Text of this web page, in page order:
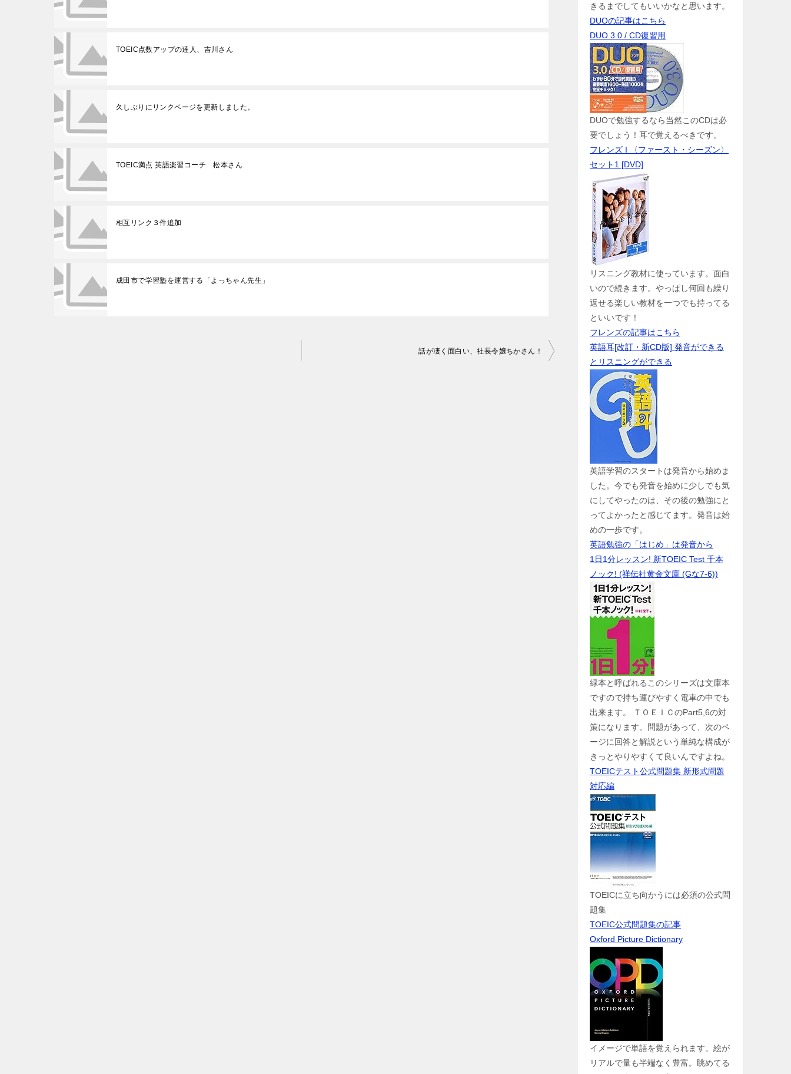
TOEIC点数アップの達人、吉川さん
久しぶりにリンクページを更新しました。
TOEIC満点 英語楽習コーチ 松本さん
相互リンク３件追加
成田市で学習塾を運営する「よっちゃん先生」
話が凄く面白い、社長令嬢ちかさん！
きるまでしてもいいかなと思います。
DUOの記事はこちら
DUO 3.0 / CD復習用
DUOで勉強するなら当然このCDは必
要でしょう！耳で覚えるべきです。
フレンズ I 〈ファースト・シーズン〉
セット1 [DVD]
リスニング教材に使っています。面白
いので続きます。やっぱし何回も繰り
返せる楽しい教材を一つでも持ってる
といいです！
フレンズの記事はこちら
英語耳[改訂・新CD版] 発音ができる
とリスニングができる
英語学習のスタートは発音から始めま
した。今でも発音を始めに少しでも気
にしてやったのは、その後の勉強にと
ってよかったと感じてます。発音は始
めの一歩です。
英語勉強の「はじめ」は発音から
1日1分レッスン! 新TOEIC Test 千本
ノック! (祥伝社黄金文庫 (Gな7-6))
緑本と呼ばれるこのシリーズは文庫本
ですので持ち運びやすく電車の中でも
出来ます。 ＴＯＥＩＣのPart5,6の対
策になります。問題があって、次のペ
ージに回答と解説という単純な構成が
きっとやりやすくて良いんですよね。
TOEICテスト公式問題集 新形式問題
対応編
TOEICに立ち向かうには必須の公式問
題集
TOEIC公式問題集の記事
Oxford Picture Dictionary
イメージで単語を覚えられます。絵が
リアルで量も半端なく豊富。眺めてる